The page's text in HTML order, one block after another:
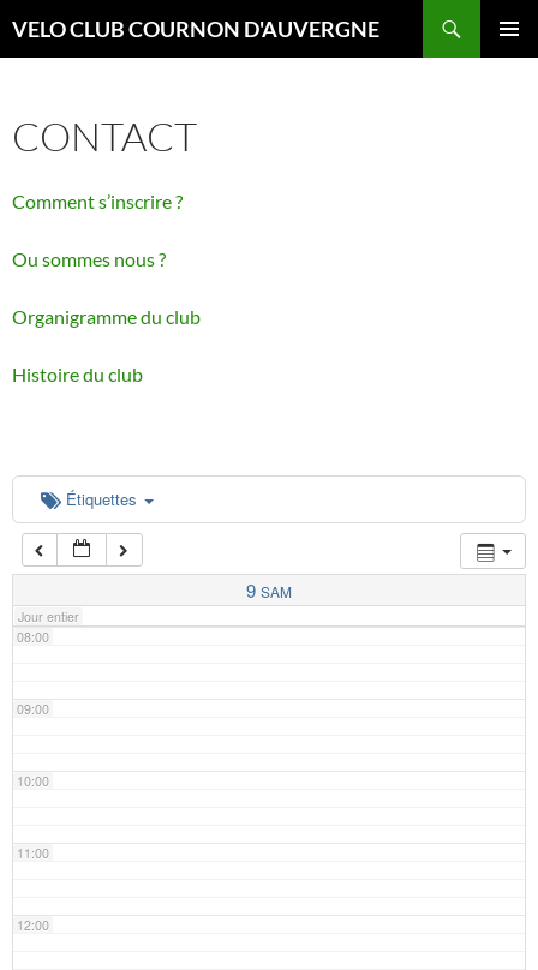
auVELO CLUB COURNON D'AUVERGNE
CONTACT
Comment s’inscrire ?
Ou sommes nous ?
Organigramme du club
Histoire du club
Étiquettes
9 SAM
Jour entier
00:00
01:00
02:00
06:00
07:00
08:00
09:00
10:00
11:00
12:00